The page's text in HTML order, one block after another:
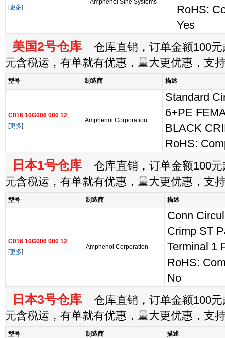
[更多]
Amphenol Sine Systems
RoHS:
Yes
美国2号仓库 仓库直销，订单金额100元
元含税运，有单就有优惠，量大更优惠，支
型号 制造商 描述
C016 10G006 000 12
[更多]
Amphenol Corporation
Standard
6+PE
BLACK
RoHS:
日本1号仓库 仓库直销，订单金额100元
元含税运，有单就有优惠，量大更优惠，支
型号 制造商 描述
C016 10G006 000 12
[更多]
Amphenol Corporation
Conn
Crimp ST
Terminal 1
RoHS:
No
日本3号仓库 仓库直销，订单金额100元
元含税运，有单就有优惠，量大更优惠，支
型号 制造商 描述